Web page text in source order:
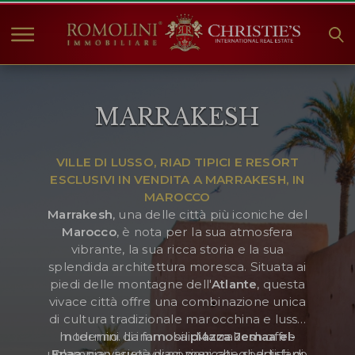
IMMOBILI IN VENDITA
COMPANY
CONTATTI
$ £
Lingua:
MARRAKESH
VILLE DI LUSSO, RIAD TIPICI E RESORT
ESCLUSIVI IN VENDITA A MARRAKESH, IN
MAROCCO
Marrakesh, una delle città più iconiche del
Marocco, è nota per la sua atmosfera
vibrante, la sua ricca storia e la sua
splendida architettura moresca. Situata ai
piedi delle montagne dell'Atlante, questa
vivace città offre una combinazione unica
di cultura tradizionale marocchina e lusso
moderno. La famosapiazza Jemaa el-
In termini di immobili, Marrakesh offre